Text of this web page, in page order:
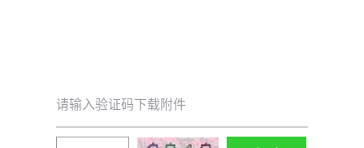
请输入验证码下载附件